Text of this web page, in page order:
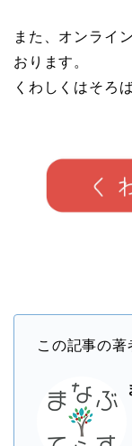
また、オンライ
おります。
くわしくはそろ
この記事の著